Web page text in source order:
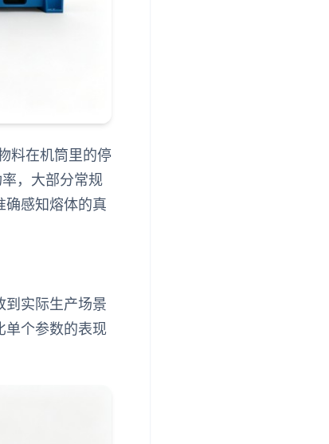
料在机筒里的停
，大部分常规
确感知熔体的真
到实际生产场景
单个参数的表现